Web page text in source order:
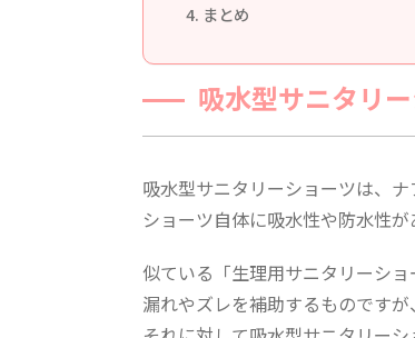
まとめ
吸水型サニタリ
吸水型サニタリーショーツは、ナ
ショーツ自体に吸水性や防水性が
似ている「生理用サニタリーシ
漏れやズレを補助するものですが、